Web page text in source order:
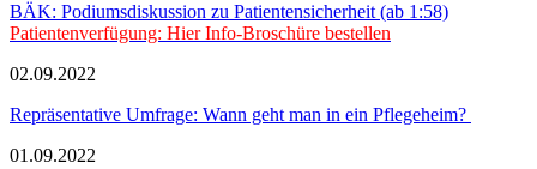
BÄK: Podiumsdiskussion zu Patientensicherheit (ab 1:58)
Patientenverfügung: Hier Info-Broschüre bestellen
02.09.2022
Repräsentative Umfrage: Wann geht man in ein Pflegeheim?
01.09.2022